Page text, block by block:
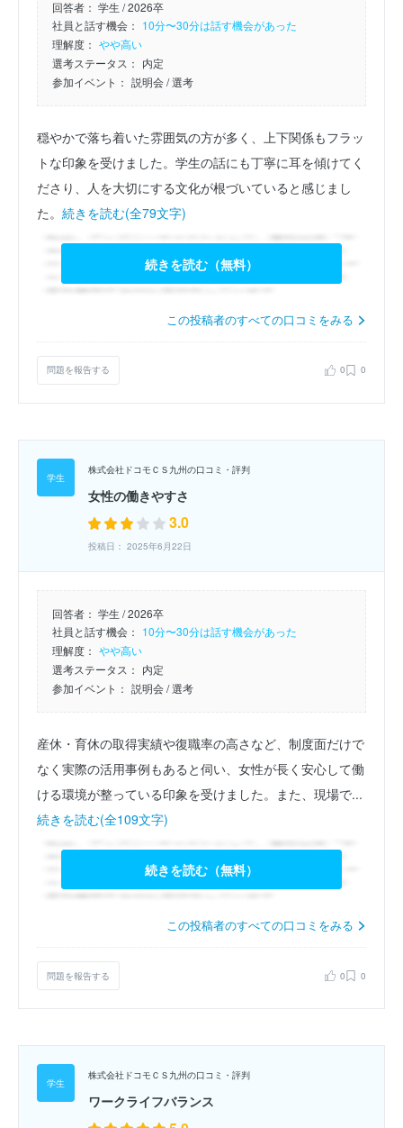
回答者： 学生 / 2026卒
社員と話す機会： 10分〜30分は話す機会があった
理解度： やや高い
選考ステータス： 内定
参加イベント： 説明会/ 選考
穏やかで落ち着いた雰囲気の方が多く、上下関係もフラッ
トな印象を受けました。学生の話にも丁寧に耳を傾けてく
ださり、人を大切にする文化が根づいていると感じまし
た。 続きを読む(全79文字)
続きを読む（無料）
この投稿者のすべての口コミをみる
問題を報告する 0 0
株式会社ドコモＣＳ九州の口コミ・評判
女性の働きやすさ
3.0
投稿日： 2025年6月22日
回答者： 学生 / 2026卒
社員と話す機会： 10分〜30分は話す機会があった
理解度： やや高い
選考ステータス： 内定
参加イベント： 説明会/ 選考
産休・育休の取得実績や復職率の高さなど、制度面だけで
なく実際の活用事例もあると伺い、女性が長く安心して働
ける環境が整っている印象を受けました。また、現場で...
続きを読む(全109文字)
続きを読む（無料）
この投稿者のすべての口コミをみる
問題を報告する 0 0
株式会社ドコモＣＳ九州の口コミ・評判
ワークライフバランス